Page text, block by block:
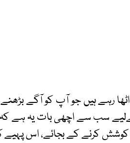
رہے ہیں جو آپ کو آگے
سب سے اچھی بات یہ ہے کہ
کوشش کرنے کے بجائے، اس پہیے